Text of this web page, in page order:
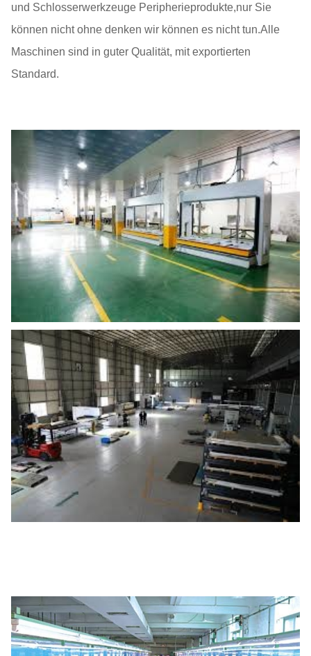
und Schlosserwerkzeuge Peripherieprodukte,nur Sie
können nicht ohne denken wir können es nicht tun.Alle
Maschinen sind in guter Qualität, mit exportierten
Standard.